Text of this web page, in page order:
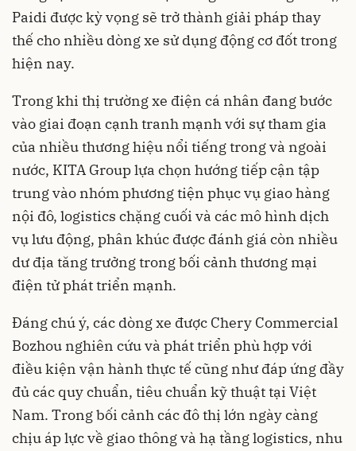
Paidi được kỳ vọng sẽ trở thành giải pháp thay
thế cho nhiều dòng xe sử dụng động cơ đốt trong
hiện nay.
Trong khi thị trường xe điện cá nhân đang bước
vào giai đoạn cạnh tranh mạnh với sự tham gia
của nhiều thương hiệu nổi tiếng trong và ngoài
nước, KITA Group lựa chọn hướng tiếp cận tập
trung vào nhóm phương tiện phục vụ giao hàng
nội đô, logistics chặng cuối và các mô hình dịch
vụ lưu động, phân khúc được đánh giá còn nhiều
dư địa tăng trưởng trong bối cảnh thương mại
điện tử phát triển mạnh.
Đáng chú ý, các dòng xe được Chery Commercial
Bozhou nghiên cứu và phát triển phù hợp với
điều kiện vận hành thực tế cũng như đáp ứng đầy
đủ các quy chuẩn, tiêu chuẩn kỹ thuật tại Việt
Nam. Trong bối cảnh các đô thị lớn ngày càng
chịu áp lực về giao thông và hạ tầng logistics, nhu